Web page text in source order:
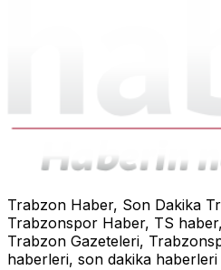
Trabzon Haber, Son Dakika
Trabzonspor Haber, TS
Trabzon Gazeteleri,
haberleri, son dakika